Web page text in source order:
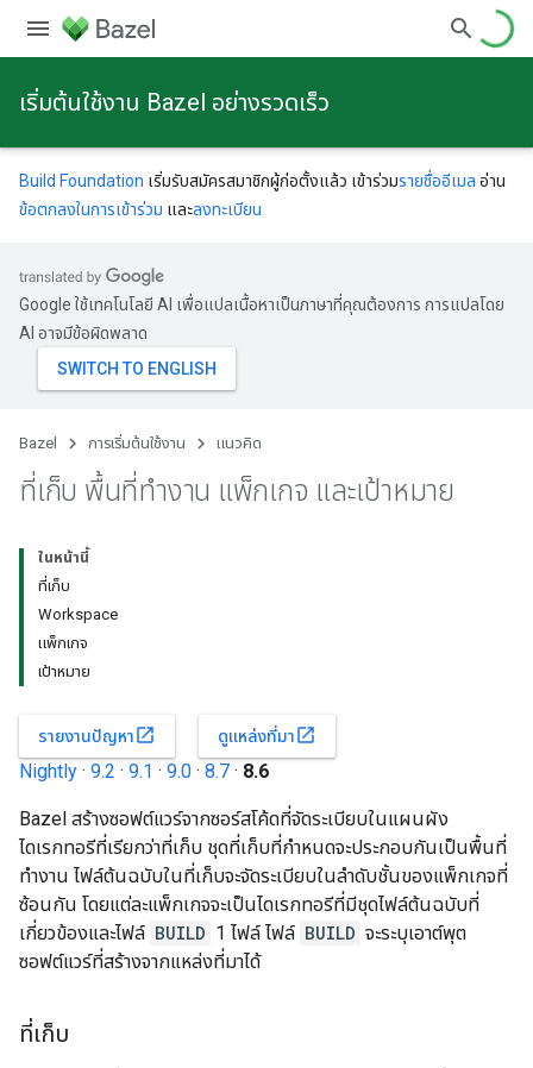
เริ่มต้นใช้งาน Bazel อย่างรวดเร็ว
Build Foundation เริ่มรับสมัครสมาชิกผู้ก่อตั้งแล้ว เข้าร่วมรายชื่ออีเมล อ่าน
ข้อตกลงในการเข้าร่วม และลงทะเบียน
Google ใช้เทคโนโลยี AI เพื่อแปลเนื้อหาเป็นภาษาที่คุณต้องการ การแปลโดย
AI อาจมีข้อผิดพลาด
Bazel การเริ่มต้นใช้งาน แนวคิด
ที่เก็บ พื้นที่ทำงาน แพ็กเกจ และเป้าหมาย
ในหน้านี้
ที่เก็บ
Workspace
แพ็กเกจ
เป้าหมาย
รายงานปัญหาopen_in_new ดูแหล่งที่มาopen_in_new
Nightly · 9.2 · 9.1 · 9.0 · 8.7 · 8.6
Bazel สร้างซอฟต์แวร์จากซอร์สโค้ดที่จัดระเบียบในแผนผัง
ไดเรกทอรีที่เรียกว่าที่เก็บ ชุดที่เก็บที่กำหนดจะประกอบกันเป็นพื้นที่
ทำงาน ไฟล์ต้นฉบับในที่เก็บจะจัดระเบียบในลำดับชั้นของแพ็กเกจที่
ซ้อนกัน โดยแต่ละแพ็กเกจจะเป็นไดเรกทอรีที่มีชุดไฟล์ต้นฉบับที่
เกี่ยวข้องและไฟล์ BUILD 1 ไฟล์ ไฟล์ BUILD จะระบุเอาต์พุต
ซอฟต์แวร์ที่สร้างจากแหล่งที่มาได้
ที่เก็บ